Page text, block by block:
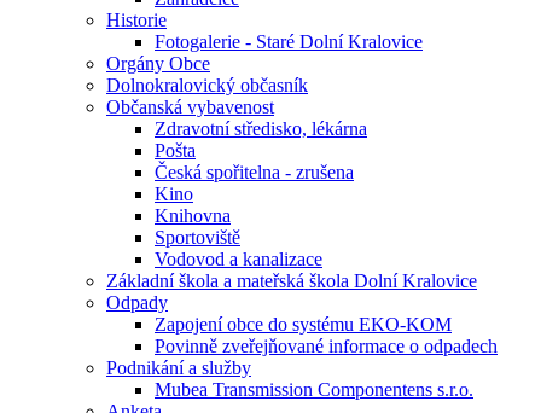
Historie
Fotogalerie - Staré Dolní Kralovice
Orgány Obce
Dolnokralovický občasník
Občanská vybavenost
Zdravotní středisko, lékárna
Pošta
Česká spořitelna - zrušena
Kino
Knihovna
Sportoviště
Vodovod a kanalizace
Základní škola a mateřská škola Dolní Kralovice
Odpady
Zapojení obce do systému EKO-KOM
Povinně zveřejňované informace o odpadech
Podnikání a služby
Mubea Transmission Componentens s.r.o.